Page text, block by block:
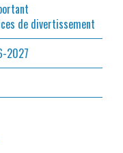
de divertissement
2027